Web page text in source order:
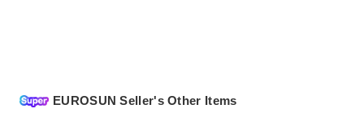
EUROSUN Seller's Other Items